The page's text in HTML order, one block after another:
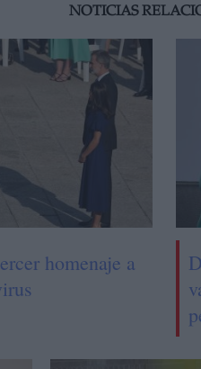
NOTICIAS
homenaje a